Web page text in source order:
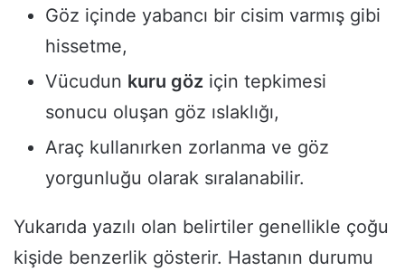
Göz içinde yabancı bir cisim varmış gibi
hissetme,
Vücudun kuru göz için tepkimesi
sonucu oluşan göz ıslaklığı,
Araç kullanırken zorlanma ve göz
yorgunluğu olarak sıralanabilir.
Yukarıda yazılı olan belirtiler genellikle çoğu
kişide benzerlik gösterir. Hastanın durumu